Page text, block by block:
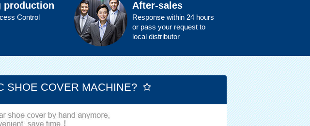
production
Control
After-sales
Response within 24 hours
or pass your request to
local distributor
SHOE COVER MACHINE?